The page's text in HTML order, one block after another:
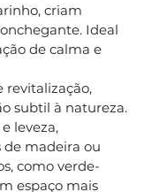
criam
Ideal
de calma e
revitalização,
subtil à natureza.
leveza,
madeira ou
como verde-
espaço mais